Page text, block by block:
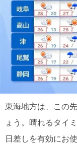
東海地方は、この
ょう。晴れるタイ
日差しを有効にお